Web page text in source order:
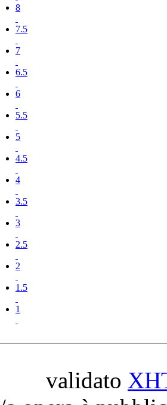
8
7.5
7
6.5
6
5.5
5
4.5
4
3.5
3
2.5
2
1.5
1
validato